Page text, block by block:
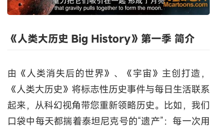
《人类大历史 Big History》第一季 简介
由《人类消失后的世界》、《宇宙》主创打造，
《人类大历史》将标志性历史事件与每日生活联系
起来，从科幻视角带您重新领略历史。比如，我们
口袋中每天都揣着泰坦尼克号的“遗产”：每一次用